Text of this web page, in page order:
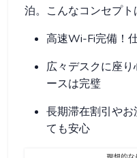
泊。こんなコンセプト
高速Wi-Fi完備！
広々デスクに座
ースは完璧
長期滞在割引や
ても安心